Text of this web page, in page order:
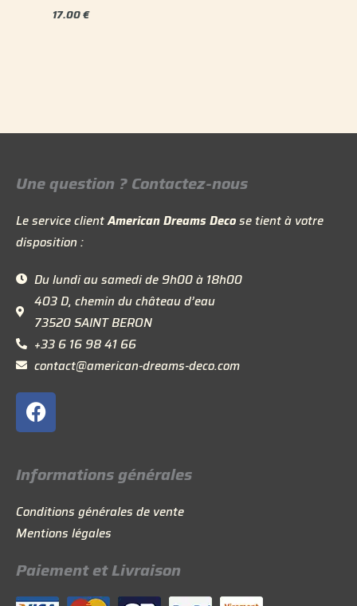
17.00€
Une question ? Contactez-nous
Le service clientAmerican Dreams Decose tient à votre
disposition :
Du lundi au samedi de 9h00 à 18h00
403 D, chemin du château d’eau
73520 SAINT BERON
+33 6 16 98 41 66
contact@american-dreams-deco.com
F
a
c
e
b
o
o
k
Informations générales
Conditions générales de vente
Mentions légales
Paiement et Livraison